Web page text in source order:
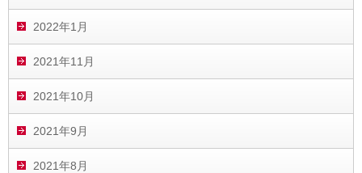
2022年1月
2021年11月
2021年10月
2021年9月
2021年8月